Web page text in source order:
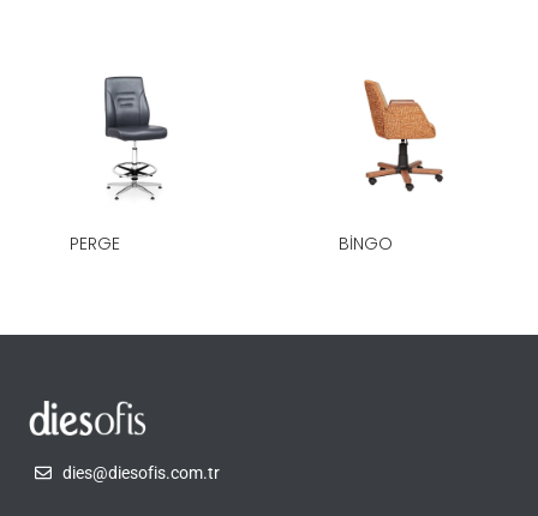
PERGE BINGO
dies@diesofis.com.tr